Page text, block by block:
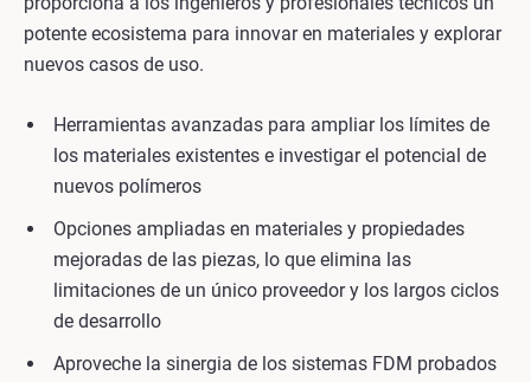
potente ecosistema para innovar en materiales y explorar
nuevos casos de uso.
Herramientas avanzadas para ampliar los límites de
los materiales existentes e investigar el potencial de
nuevos polímeros
Opciones ampliadas en materiales y propiedades
mejoradas de las piezas, lo que elimina las
limitaciones de un único proveedor y los largos ciclos
de desarrollo
Aproveche la sinergia de los sistemas FDM probados